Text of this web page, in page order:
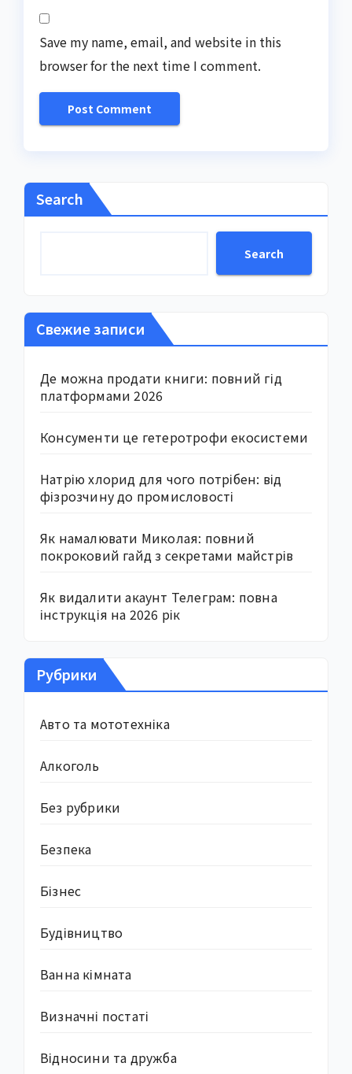
Save my name, email, and website in this
browser for the next time I comment.
Search
Search
Свежие записи
Де можна продати книги: повний гід
платформами 2026
Консументи це гетеротрофи екосистеми
Натрію хлорид для чого потрібен: від
фізрозчину до промисловості
Як намалювати Миколая: повний
покроковий гайд з секретами майстрів
Як видалити акаунт Телеграм: повна
інструкція на 2026 рік
Рубрики
Авто та мототехніка
Алкоголь
Без рубрики
Безпека
Бізнес
Будівництво
Ванна кімната
Визначні постаті
Відносини та дружба